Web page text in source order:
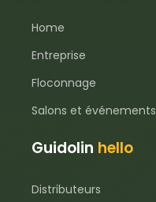
Home
Entreprise
Floconnage
Salons et événements
Guidolin hello
Distributeurs